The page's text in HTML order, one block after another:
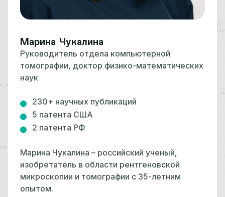
Марина Чукалина
Руководитель отдела компьютерной
томографии, доктор физико-математических
наук
230+ научных публикаций
5 патента США
2 патента РФ
Марина Чукалина – российский ученый,
изобретатель в области рентгеновской
микроскопии и томографии с 35-летним
опытом.